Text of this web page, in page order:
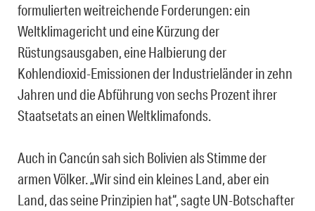
formulierten weitreichende Forderungen: ein
Weltklimagericht und eine Kürzung der
Rüstungsausgaben, eine Halbierung der
Kohlendioxid-Emissionen der Industrieländer in zehn
Jahren und die Abführung von sechs Prozent ihrer
Staatsetats an einen Weltklimafonds.
Auch in Cancún sah sich Bolivien als Stimme der
armen Völker. „Wir sind ein kleines Land, aber ein
Land, das seine Prinzipien hat“, sagte UN-Botschafter